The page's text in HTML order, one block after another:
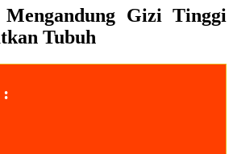
Gizi Tinggi
Tubuh